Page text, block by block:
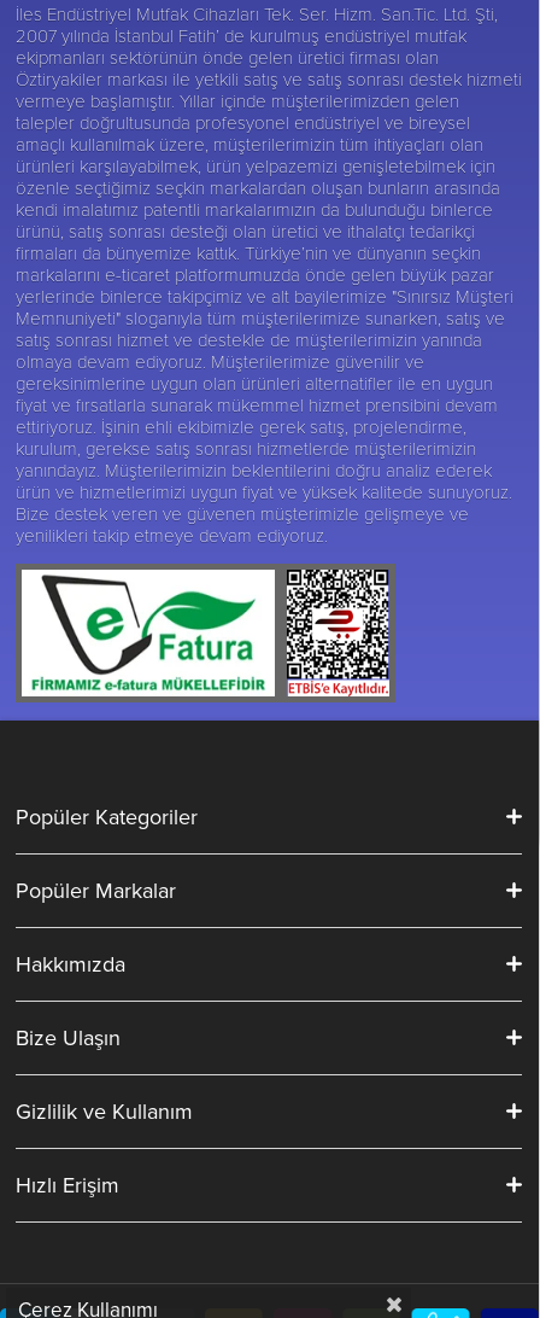
İles Endüstriyel Mutfak Cihazları Tek. Ser. Hizm. San.Tic. Ltd. Şti,
2007 yılında İstanbul Fatih’ de kurulmuş endüstriyel mutfak
ekipmanları sektörünün önde gelen üretici firması olan
Öztiryakiler markası ile yetkili satış ve satış sonrası destek hizmeti
vermeye başlamıştır. Yıllar içinde müşterilerimizden gelen
talepler doğrultusunda profesyonel endüstriyel ve bireysel
amaçlı kullanılmak üzere, müşterilerimizin tüm ihtiyaçları olan
ürünleri karşılayabilmek, ürün yelpazemizi genişletebilmek için
özenle seçtiğimiz seçkin markalardan oluşan bunların arasında
kendi imalatımız patentli markalarımızın da bulunduğu binlerce
ürünü, satış sonrası desteği olan üretici ve ithalatçı tedarikçi
firmaları da bünyemize kattık. Türkiye’nin ve dünyanın seçkin
markalarını e-ticaret platformumuzda önde gelen büyük pazar
yerlerinde binlerce takipçimiz ve alt bayilerimize "Sınırsız Müşteri
Memnuniyeti" sloganıyla tüm müşterilerimize sunarken, satış ve
satış sonrası hizmet ve destekle de müşterilerimizin yanında
olmaya devam ediyoruz. Müşterilerimize güvenilir ve
gereksinimlerine uygun olan ürünleri alternatifler ile en uygun
fiyat ve fırsatlarla sunarak mükemmel hizmet prensibini devam
ettiriyoruz. İşinin ehli ekibimizle gerek satış, projelendirme,
kurulum, gerekse satış sonrası hizmetlerde müşterilerimizin
yanındayız. Müşterilerimizin beklentilerini doğru analiz ederek
ürün ve hizmetlerimizi uygun fiyat ve yüksek kalitede sunuyoruz.
Bize destek veren ve güvenen müşterimizle gelişmeye ve
yenilikleri takip etmeye devam ediyoruz.
Popüler Kategoriler
Popüler Markalar
Hakkımızda
Bize Ulaşın
Gizlilik ve Kullanım
Hızlı Erişim
Çerez Kullanımı